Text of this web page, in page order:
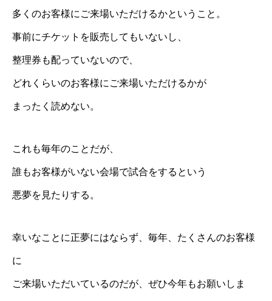
多くのお客様にご来場いただけるかということ。
事前にチケットを販売してもいないし、
整理券も配っていないので、
どれくらいのお客様にご来場いただけるかが
まったく読めない。
これも毎年のことだが、
誰もお客様がいない会場で試合をするという
悪夢を見たりする。
幸いなことに正夢にはならず、毎年、たくさんのお客様
に
ご来場いただいているのだが、ぜひ今年もお願いしま